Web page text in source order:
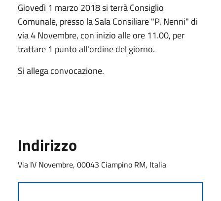
Giovedì 1 marzo 2018 si terrà Consiglio
Comunale, presso la Sala Consiliare "P. Nenni" di
via 4 Novembre, con inizio alle ore 11.00, per
trattare 1 punto all'ordine del giorno.
Si allega convocazione.
Indirizzo
Via IV Novembre, 00043 Ciampino RM, Italia